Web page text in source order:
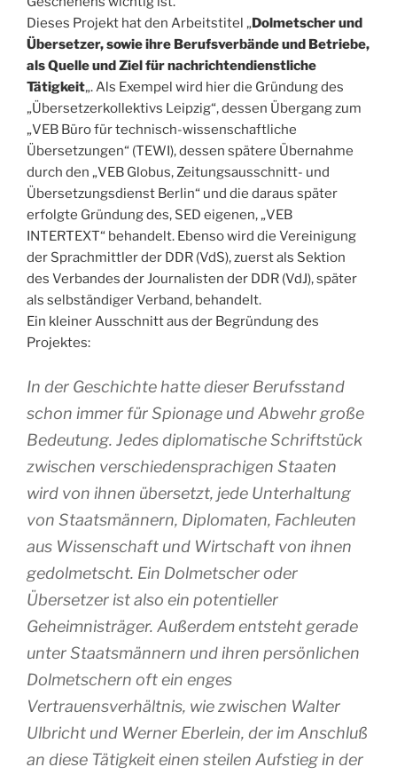
Dieses Projekt hat den Arbeitstitel „Dolmetscher und
Übersetzer, sowie ihre Berufsverbände und Betriebe,
als Quelle und Ziel für nachrichtendienstliche
Tätigkeit„. Als Exempel wird hier die Gründung des
„Übersetzerkollektivs Leipzig“, dessen Übergang zum
„VEB Büro für technisch-wissenschaftliche
Übersetzungen“ (TEWI), dessen spätere Übernahme
durch den „VEB Globus, Zeitungsausschnitt- und
Übersetzungsdienst Berlin“ und die daraus später
erfolgte Gründung des, SED eigenen, „VEB
INTERTEXT“ behandelt. Ebenso wird die Vereinigung
der Sprachmittler der DDR (VdS), zuerst als Sektion
des Verbandes der Journalisten der DDR (VdJ), später
als selbständiger Verband, behandelt.
Ein kleiner Ausschnitt aus der Begründung des
Projektes:
In der Geschichte hatte dieser Berufsstand
schon immer für Spionage und Abwehr große
Bedeutung. Jedes diplomatische Schriftstück
zwischen verschiedensprachigen Staaten
wird von ihnen übersetzt, jede Unterhaltung
von Staatsmännern, Diplomaten, Fachleuten
aus Wissenschaft und Wirtschaft von ihnen
gedolmetscht. Ein Dolmetscher oder
Übersetzer ist also ein potentieller
Geheimnisträger. Außerdem entsteht gerade
unter Staatsmännern und ihren persönlichen
Dolmetschern oft ein enges
Vertrauensverhältnis, wie zwischen Walter
Ulbricht und Werner Eberlein, der im Anschluß
an diese Tätigkeit einen steilen Aufstieg in der